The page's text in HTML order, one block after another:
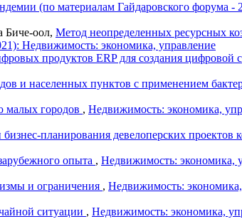
(по материалам Гайдаровского форума -
Биче-оол, Метод неопределенных ресурсных
Недвижимость: экономика, управление
продуктов ERP для создания цифровой
и населенных пунктов с применением
малых городов , Недвижимость: экономика,
планирования девелоперских проектов
опыта , Недвижимость: экономика,
и ограничения , Недвижимость:
ситуации , Недвижимость: экономика,